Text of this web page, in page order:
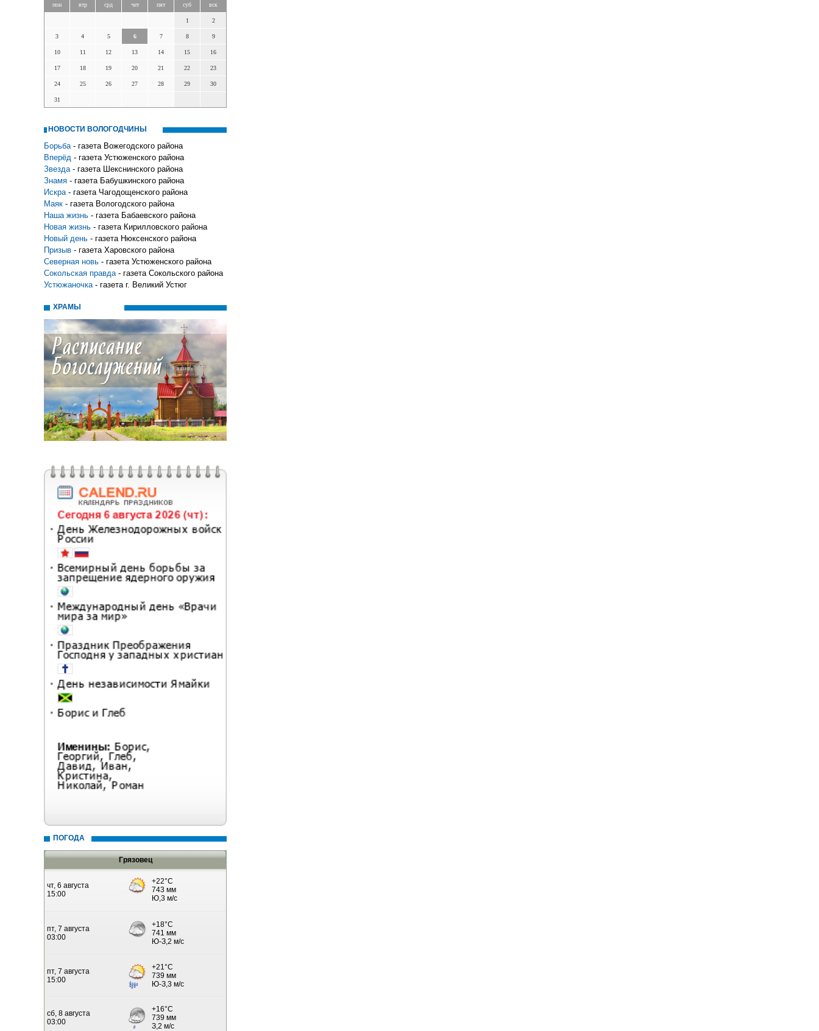
пон втр срд чет пят суб вск
1 2
3 4 5 6 7 8 9
10 11 12 13 14 15 16
17 18 19 20 21 22 23
24 25 26 27 28 29 30
31
НОВОСТИ ВОЛОГОДЧИНЫ
Борьба - газета Вожегодского района
Вперёд - газета Устюженского района
Звезда - газета Шекснинского района
Знамя - газета Бабушкинского района
Искра - газета Чагодощенского района
Маяк - газета Вологодского района
Наша жизнь - газета Бабаевского района
Новая жизнь - газета Кирилловского района
Новый день - газета Нюксенского района
Призыв - газета Харовского района
Северная новь - газета Устюженского района
Сокольская правда - газета Сокольского района
Устюжаночка - газета г. Великий Устюг
ХРАМЫ
ПОГОДА
Грязовец